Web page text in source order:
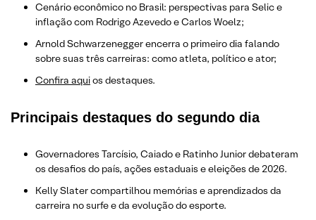
Cenário econômico no Brasil: perspectivas para Selic e
inflação com Rodrigo Azevedo e Carlos Woelz;
Arnold Schwarzenegger encerra o primeiro dia falando
sobre suas três carreiras: como atleta, político e ator;
Confira aquios destaques.
Principais destaques do segundo dia
Governadores Tarcísio, Caiado e Ratinho Junior debateram
os desafios do país, ações estaduais e eleições de 2026.
Kelly Slater compartilhou memórias e aprendizados da
carreira no surfe e da evolução do esporte.